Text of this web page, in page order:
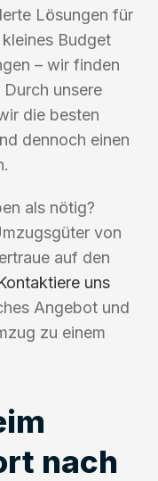
Lösungen für
Budget
– wir finden
unsere
die besten
dennoch einen
als nötig?
von
auf den
uns
Angebot und
zu einem
nach